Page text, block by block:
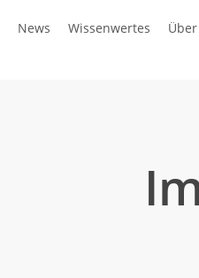
News Wissenwertes